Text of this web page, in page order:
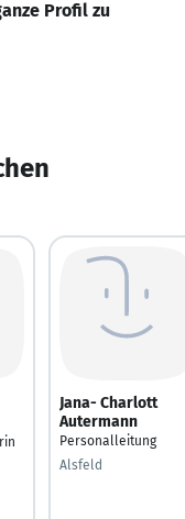
Profil zu
Jana- Charlott
Autermann
Personalleitung
Alsfeld